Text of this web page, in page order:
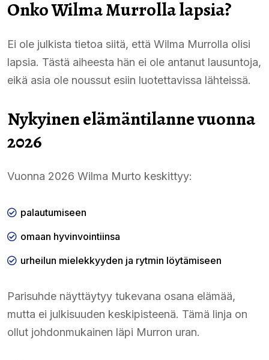
Onko Wilma Murrolla lapsia?
Ei ole julkista tietoa siitä, että Wilma Murrolla olisi
lapsia. Tästä aiheesta hän ei ole antanut lausuntoja,
eikä asia ole noussut esiin luotettavissa lähteissä.
Nykyinen elämäntilanne vuonna
2026
Vuonna 2026 Wilma Murto keskittyy:
palautumiseen
omaan hyvinvointiinsa
urheilun mielekkyyden ja rytmin löytämiseen
Parisuhde näyttäytyy tukevana osana elämää,
mutta ei julkisuuden keskipisteenä. Tämä linja on
ollut johdonmukainen läpi Murron uran.